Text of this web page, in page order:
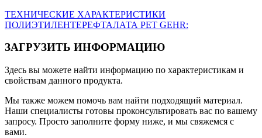
ТЕХНИЧЕСКИЕ ХАРАКТЕРИСТИКИ
ПОЛИЭТИЛЕНТЕРЕФТАЛАТА PET GEHR:
ЗАГРУЗИТЬ ИНФОРМАЦИЮ
Здесь вы можете найти информацию по характеристикам и
свойствам данного продукта.
Мы также можем помочь вам найти подходящий материал.
Наши специалисты готовы проконсультировать вас по вашему
запросу. Просто заполните форму ниже, и мы свяжемся с
вами.